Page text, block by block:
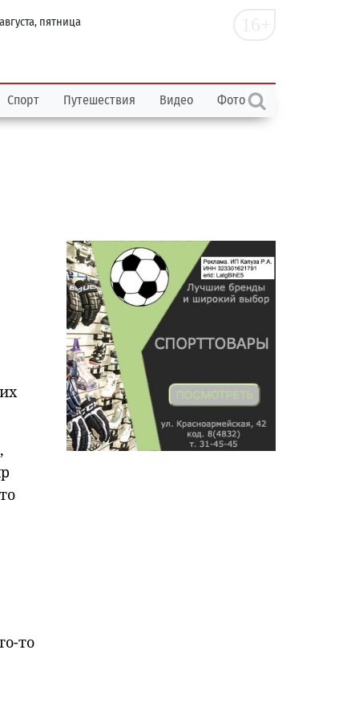
пятница
Спорт Путешествия Видео Фото
то